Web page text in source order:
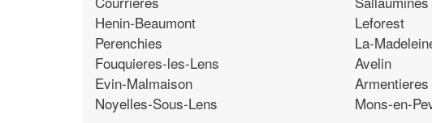
Henin-Beaumont
Perenchies
Fouquieres-les-Lens
Evin-Malmaison
Noyelles-Sous-Lens
Leforest
La-
Avelin
Armentieres
Mons-en-